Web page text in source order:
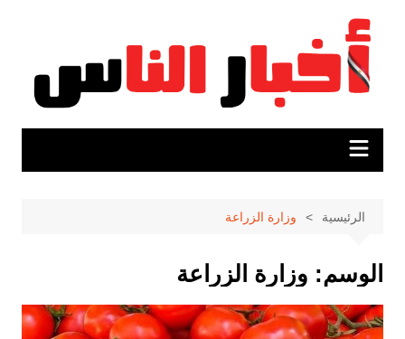
المحتوى
الرئيسية وزارة الزراعة
الوسم: وزارة الزراعة